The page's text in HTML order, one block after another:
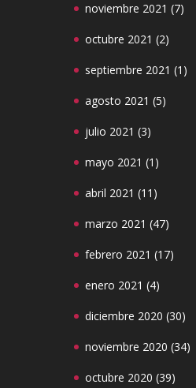
noviembre 2021 (7)
octubre 2021 (2)
septiembre 2021 (1)
agosto 2021 (5)
julio 2021 (3)
mayo 2021 (1)
abril 2021 (11)
marzo 2021 (47)
febrero 2021 (17)
enero 2021 (4)
diciembre 2020 (30)
noviembre 2020 (34)
octubre 2020 (39)